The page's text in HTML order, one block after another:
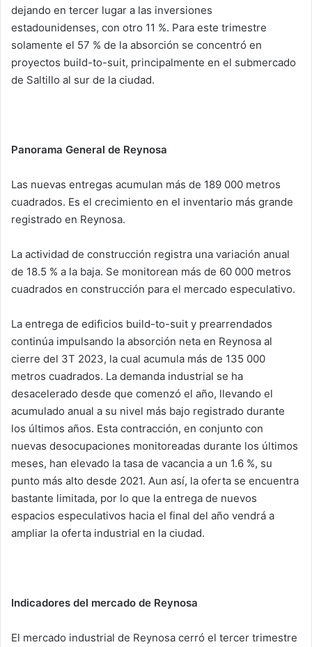
dejando en tercer lugar a las inversiones
estadounidenses, con otro 11 %. Para este trimestre
solamente el 57 % de la absorción se concentró en
proyectos build-to-suit, principalmente en el submercado
de Saltillo al sur de la ciudad.
Panorama General de Reynosa
Las nuevas entregas acumulan más de 189 000 metros
cuadrados. Es el crecimiento en el inventario más grande
registrado en Reynosa.
La actividad de construcción registra una variación anual
de 18.5 % a la baja. Se monitorean más de 60 000 metros
cuadrados en construcción para el mercado especulativo.
La entrega de edificios build-to-suit y prearrendados
continúa impulsando la absorción neta en Reynosa al
cierre del 3T 2023, la cual acumula más de 135 000
metros cuadrados. La demanda industrial se ha
desacelerado desde que comenzó el año, llevando el
acumulado anual a su nivel más bajo registrado durante
los últimos años. Esta contracción, en conjunto con
nuevas desocupaciones monitoreadas durante los últimos
meses, han elevado la tasa de vacancia a un 1.6 %, su
punto más alto desde 2021. Aun así, la oferta se encuentra
bastante limitada, por lo que la entrega de nuevos
espacios especulativos hacia el final del año vendrá a
ampliar la oferta industrial en la ciudad.
Indicadores del mercado de Reynosa
El mercado industrial de Reynosa cerró el tercer trimestre